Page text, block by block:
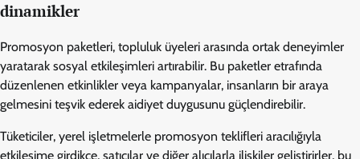
dinamikler
Promosyon paketleri, topluluk üyeleri arasında ortak deneyimler
yaratarak sosyal etkileşimleri artırabilir. Bu paketler etrafında
düzenlenen etkinlikler veya kampanyalar, insanların bir araya
gelmesini teşvik ederek aidiyet duygusunu güçlendirebilir.
Tüketiciler, yerel işletmelerle promosyon teklifleri aracılığıyla
etkileşime girdikçe, satıcılar ve diğer alıcılarla ilişkiler geliştirirler, bu